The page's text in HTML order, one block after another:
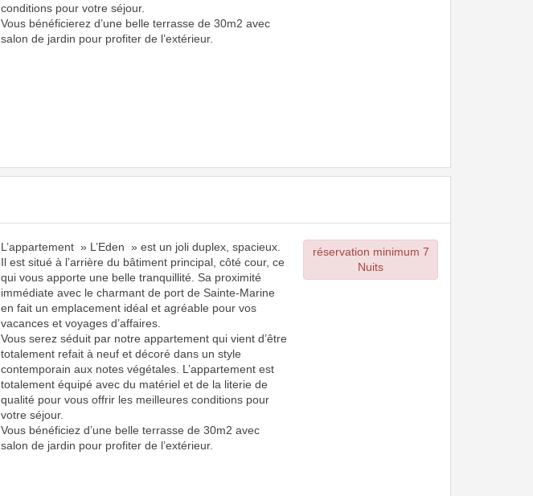
conditions pour votre séjour.
Vous bénéficierez d’une belle terrasse de 30m2 avec
salon de jardin pour profiter de l’extérieur.
L’appartement » L’Eden » est un joli duplex, spacieux.
Il est situé à l’arrière du bâtiment principal, côté cour, ce
qui vous apporte une belle tranquillité. Sa proximité
immédiate avec le charmant de port de Sainte-Marine
en fait un emplacement idéal et agréable pour vos
vacances et voyages d’affaires.
Vous serez séduit par notre appartement qui vient d’être
totalement refait à neuf et décoré dans un style
contemporain aux notes végétales. L’appartement est
totalement équipé avec du matériel et de la literie de
qualité pour vous offrir les meilleures conditions pour
votre séjour.
Vous bénéficiez d’une belle terrasse de 30m2 avec
salon de jardin pour profiter de l’extérieur.
réservation minimum 7
Nuits